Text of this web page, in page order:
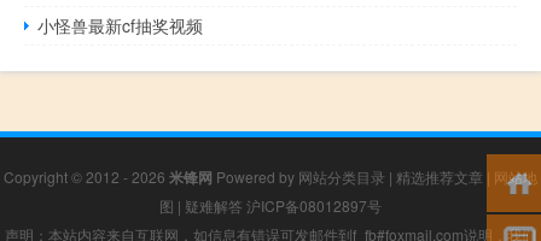
小怪兽最新cf抽奖视频
Copyright © 2012 - 2026 米锋网 Powered by 网站分类目录 | 精选推荐文章 | 网站地
图 | 疑难解答 沪ICP备08012897号
声明：本站内容来自互联网，如信息有错误可发邮件到f_fb#foxmail.com说明，我们